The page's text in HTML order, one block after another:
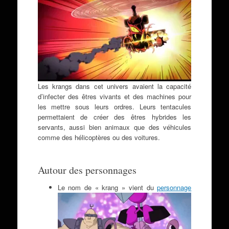
Les krangs dans cet univers avaient la capacité
d’infecter des êtres vivants et des machines pour
les mettre sous leurs ordres. Leurs tentacules
permettaient de créer des êtres hybrides les
servants, aussi bien animaux que des véhicules
comme des hélicoptères ou des voitures.
Autour des personnages
Le nom de « krang » vient dupersonnage